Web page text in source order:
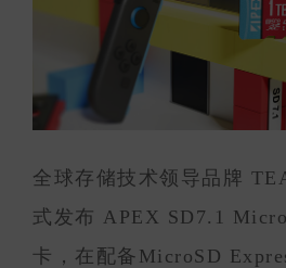
全球存储技术领导品牌
式发布 APEX SD7.1
卡，在配备MicroSD